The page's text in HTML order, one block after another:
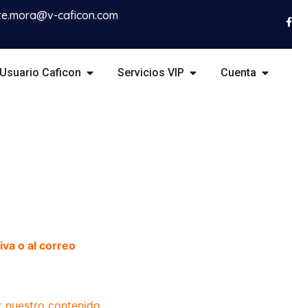
caficon.com
Usuario Caficon Servicios VIP Cuenta
o al correo
contenido.